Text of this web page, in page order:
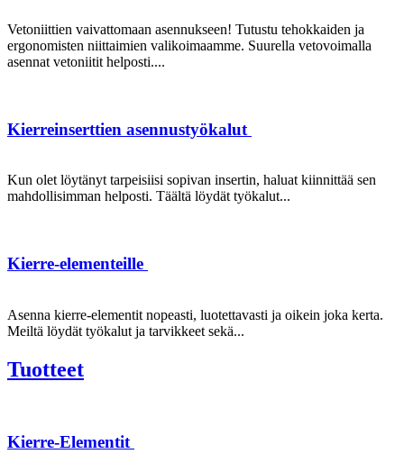
Vetoniittien vaivattomaan asennukseen! Tutustu tehokkaiden ja
ergonomisten niittaimien valikoimaamme. Suurella vetovoimalla
asennat vetoniitit helposti....
Kierreinserttien asennustyökalut
Kun olet löytänyt tarpeisiisi sopivan insertin, haluat kiinnittää sen
mahdollisimman helposti. Täältä löydät työkalut...
Kierre-elementeille
Asenna kierre-elementit nopeasti, luotettavasti ja oikein joka kerta.
Meiltä löydät työkalut ja tarvikkeet sekä...
Tuotteet
Kierre-Elementit